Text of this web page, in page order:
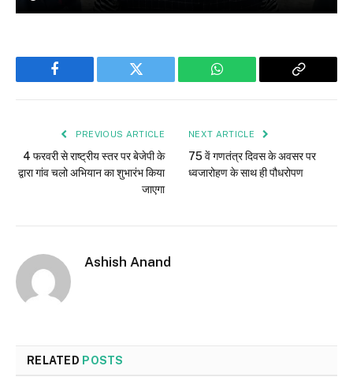
Facebook Twitter WhatsApp
Copy
PREVIOUS ARTICLE
4 फरवरी से राष्ट्रीय स्तर पर बेजेपी के
द्वारा गांव चलो अभियान का शुभारंभ किया
जाएगा
NEXT ARTICLE
75 वें गणतंत्र दिवस के अवसर पर
ध्वजारोहण के साथ ही पौधरोपण
Ashish Anand
RELATED POSTS